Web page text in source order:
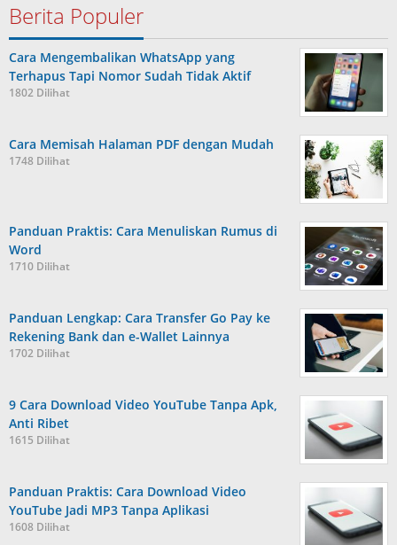
Berita Populer
Cara Mengembalikan WhatsApp yang
Terhapus Tapi Nomor Sudah Tidak Aktif
1802 Dilihat
Cara Memisah Halaman PDF dengan Mudah
1748 Dilihat
Panduan Praktis: Cara Menuliskan Rumus di
Word
1710 Dilihat
Panduan Lengkap: Cara Transfer Go Pay ke
Rekening Bank dan e-Wallet Lainnya
1702 Dilihat
9 Cara Download Video YouTube Tanpa Apk,
Anti Ribet
1615 Dilihat
Panduan Praktis: Cara Download Video
YouTube Jadi MP3 Tanpa Aplikasi
1608 Dilihat